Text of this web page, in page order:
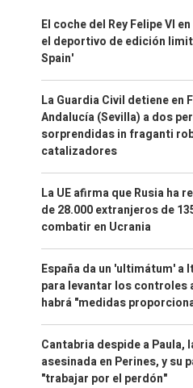
El coche del Rey Felipe VI
el deportivo de edición
Spain'
La Guardia Civil detiene en
Andalucía (Sevilla) a dos
sorprendidas in fraganti
catalizadores
La UE afirma que Rusia ha
de 28.000 extranjeros de
combatir en Ucrania
España da un 'ultimátum' a
para levantar los controles
habrá "medidas
Cantabria despide a Paula,
asesinada en Perines, y su
"trabajar por el perdón"